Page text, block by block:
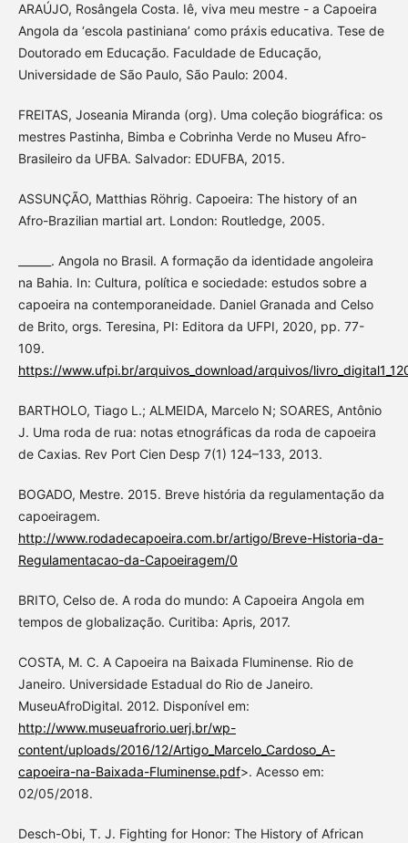
ARAÚJO, Rosângela Costa. Iê, viva meu mestre - a Capoeira
Angola da ‘escola pastiniana’ como práxis educativa. Tese de
Doutorado em Educação. Faculdade de Educação,
Universidade de São Paulo, São Paulo: 2004.
FREITAS, Joseania Miranda (org). Uma coleção biográfica: os
mestres Pastinha, Bimba e Cobrinha Verde no Museu Afro-
Brasileiro da UFBA. Salvador: EDUFBA, 2015.
ASSUNÇÃO, Matthias Röhrig. Capoeira: The history of an
Afro-Brazilian martial art. London: Routledge, 2005.
______. Angola no Brasil. A formação da identidade angoleira
na Bahia. In: Cultura, política e sociedade: estudos sobre a
capoeira na contemporaneidade. Daniel Granada and Celso
de Brito, orgs. Teresina, PI: Editora da UFPI, 2020, pp. 77-
109.
https://www.ufpi.br/arquivos_download/arquivos/
BARTHOLO, Tiago L.; ALMEIDA, Marcelo N; SOARES, Antônio
J. Uma roda de rua: notas etnográficas da roda de capoeira
de Caxias. Rev Port Cien Desp 7(1) 124–133, 2013.
BOGADO, Mestre. 2015. Breve história da regulamentação da
capoeiragem.
http://www.rodadecapoeira.com.br/artigo/Breve-Historia-da-
Regulamentacao-da-Capoeiragem/0
BRITO, Celso de. A roda do mundo: A Capoeira Angola em
tempos de globalização. Curitiba: Apris, 2017.
COSTA, M. C. A Capoeira na Baixada Fluminense. Rio de
Janeiro. Universidade Estadual do Rio de Janeiro.
MuseuAfroDigital. 2012. Disponível em:
http://www.museuafrorio.uerj.br/wp-
content/uploads/2016/12/Artigo_Marcelo_Cardoso_A-
capoeira-na-Baixada-Fluminense.pdf>. Acesso em:
02/05/2018.
Desch-Obi, T. J. Fighting for Honor: The History of African